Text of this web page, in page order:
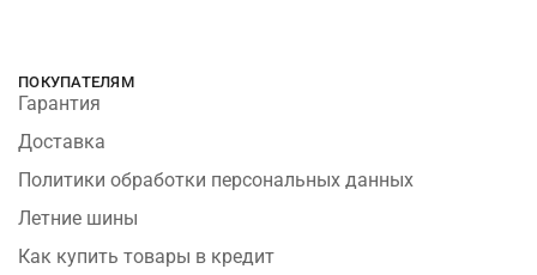
ПОКУПАТЕЛЯМ
Гарантия
Доставка
Политики обработки персональных данных
Летние шины
Как купить товары в кредит